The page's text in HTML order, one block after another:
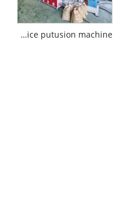
280-560mm pvc muice putusion machine